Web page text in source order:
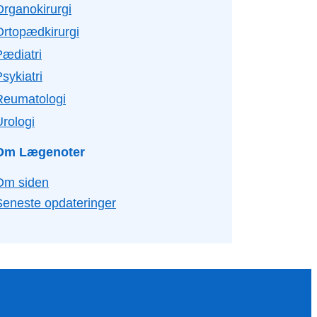
Lægenoter
siden
opdateringer